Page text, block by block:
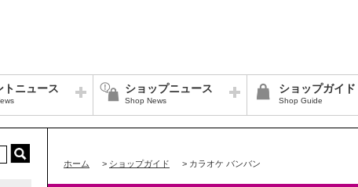
トニュース ショップニュース
Shop News
ショップガイド
Shop Guide
ホーム > ショップガイド > カラオケ バンバン